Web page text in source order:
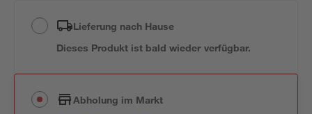
Lieferung nach Hause
Dieses Produkt ist bald wieder verfügbar.
Abholung im Markt